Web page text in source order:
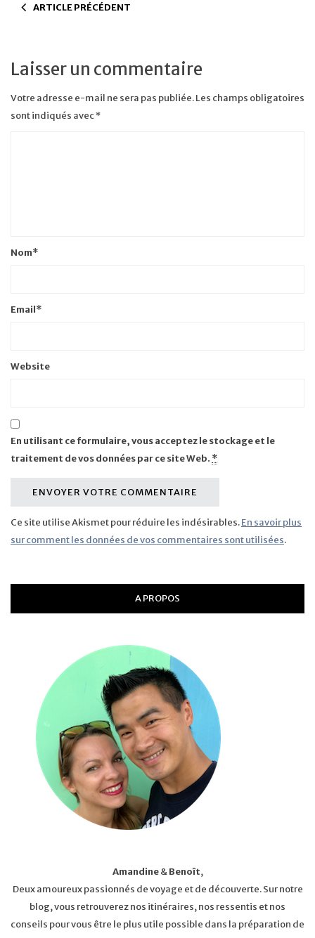
ARTICLE PRÉCÉDENT
Laisser un commentaire
Votre adresse e-mail ne sera pas publiée.Les champs obligatoires
sont indiqués avec*
Nom*
Email*
Website
En utilisant ce formulaire, vous acceptez le stockage et le
traitement de vos données par ce site Web. *
Ce site utilise Akismet pour réduire les indésirables.En savoir plus
sur comment les données de vos commentaires sont utilisées.
A PROPOS
Amandine&Benoît,
Deux amoureux passionnés de voyage et de découverte. Sur notre
blog, vous retrouverez nos itinéraires, nos ressentis et nos
conseils pour vous être le plus utile possible dans la préparation de